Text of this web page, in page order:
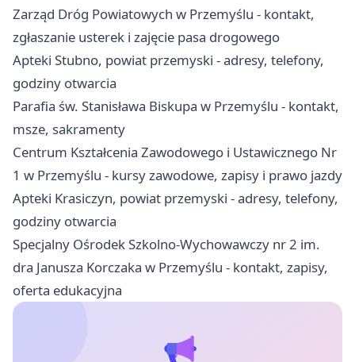
Zarząd Dróg Powiatowych w Przemyślu - kontakt,
zgłaszanie usterek i zajęcie pasa drogowego
Apteki Stubno, powiat przemyski - adresy, telefony,
godziny otwarcia
Parafia św. Stanisława Biskupa w Przemyślu - kontakt,
msze, sakramenty
Centrum Kształcenia Zawodowego i Ustawicznego Nr
1 w Przemyślu - kursy zawodowe, zapisy i prawo jazdy
Apteki Krasiczyn, powiat przemyski - adresy, telefony,
godziny otwarcia
Specjalny Ośrodek Szkolno-Wychowawczy nr 2 im.
dra Janusza Korczaka w Przemyślu - kontakt, zapisy,
oferta edukacyjna